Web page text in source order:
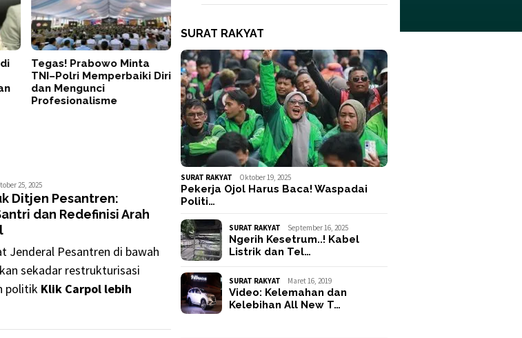
Tegas! Prabowo Minta
TNI–Polri Memperbaiki Diri
dan Mengunci
Profesionalisme
25, 2025
Ditjen Pesantren:
dan Redefinisi Arah
Jenderal Pesantren di bawah
sekadar restrukturisasi
politik Klik Carpol lebih
SURAT RAKYAT
SURAT RAKYAT Oktober 19, 2025
Pekerja Ojol Harus Baca! Waspadai
Politi…
SURAT RAKYAT September 16, 2025
Ngerih Kesetrum..! Kabel
Listrik dan Tel…
SURAT RAKYAT Maret 16, 2019
Video: Kelemahan dan
Kelebihan All New T…